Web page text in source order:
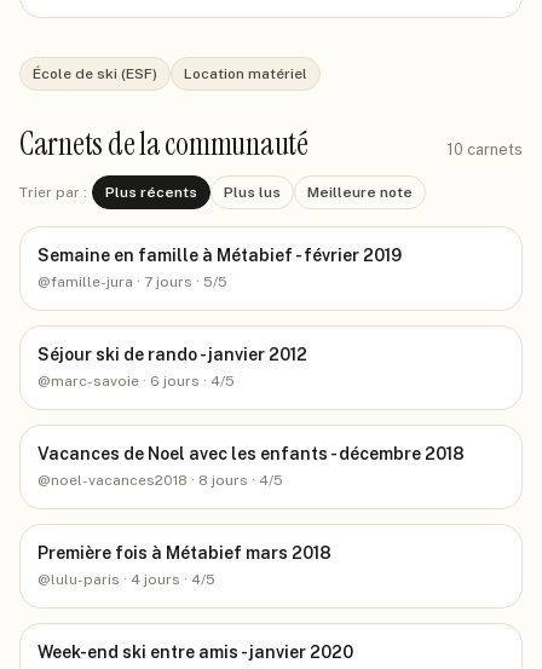
École de ski (ESF) Location matériel
Carnets de la communauté 10 carnets
Trier par : Plus récents Plus lus Meilleure note
Semaine en famille à Métabief - février 2019
@famille-jura · 7 jours · 5/5
Séjour ski de rando - janvier 2012
@marc-savoie · 6 jours · 4/5
Vacances de Noel avec les enfants - décembre 2018
@noel-vacances2018 · 8 jours · 4/5
Première fois à Métabief mars 2018
@lulu-paris · 4 jours · 4/5
Week-end ski entre amis - janvier 2020